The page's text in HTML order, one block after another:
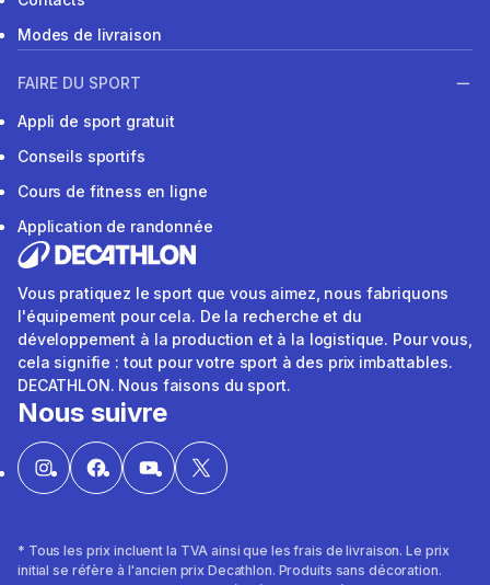
Modes de livraison
FAIRE DU SPORT
Appli de sport gratuit
Conseils sportifs
Cours de fitness en ligne
Application de randonnée
Vous pratiquez le sport que vous aimez, nous fabriquons
l'équipement pour cela. De la recherche et du
développement à la production et à la logistique. Pour vous,
cela signifie : tout pour votre sport à des prix imbattables.
DECATHLON. Nous faisons du sport.
Nous suivre
* Tous les prix incluent la TVA ainsi que les frais de livraison. Le prix
initial se réfère à l'ancien prix Decathlon. Produits sans décoration.